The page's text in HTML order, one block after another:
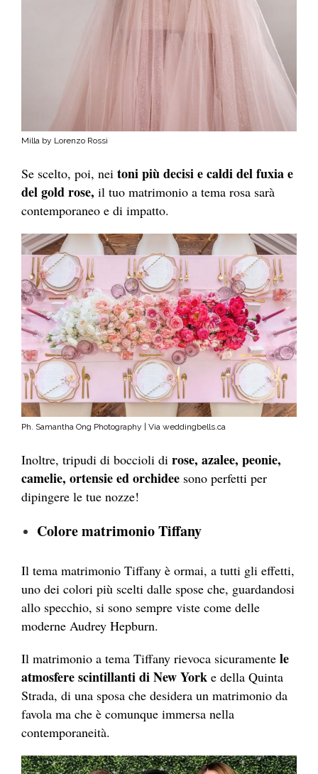
Milla by Lorenzo Rossi
Se scelto, poi, nei toni più decisi e caldi del fuxia e
del gold rose, il tuo matrimonio a tema rosa sarà
contemporaneo e di impatto.
Ph. Samantha Ong Photography | Via weddingbells.ca
Inoltre, tripudi di boccioli di rose, azalee, peonie,
camelie, ortensie ed orchidee sono perfetti per
dipingere le tue nozze!
Colore matrimonio Tiffany
Il tema matrimonio Tiffany è ormai, a tutti gli effetti,
uno dei colori più scelti dalle spose che, guardandosi
allo specchio, si sono sempre viste come delle
moderne Audrey Hepburn.
Il matrimonio a tema Tiffany rievoca sicuramente le
atmosfere scintillanti di New York e della Quinta
Strada, di una sposa che desidera un matrimonio da
favola ma che è comunque immersa nella
contemporaneità.